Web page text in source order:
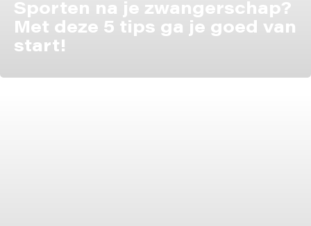
Sporten na je zwangerschap?
Met deze 5 tips ga je goed van
start!